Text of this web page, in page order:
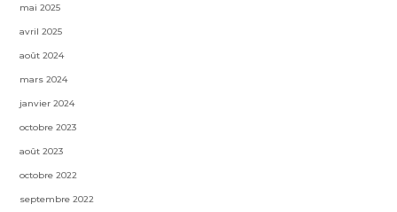
mai 2025
avril 2025
août 2024
mars 2024
janvier 2024
octobre 2023
août 2023
octobre 2022
septembre 2022